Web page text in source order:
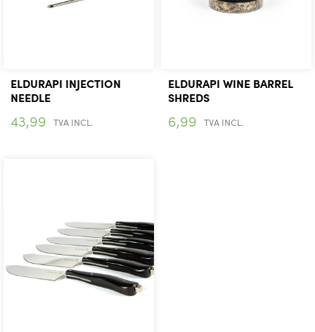
ELDURAPI INJECTION
NEEDLE
43,99 TVA INCL.
ELDURAPI WINE BARREL
SHREDS
6,99 TVA INCL.